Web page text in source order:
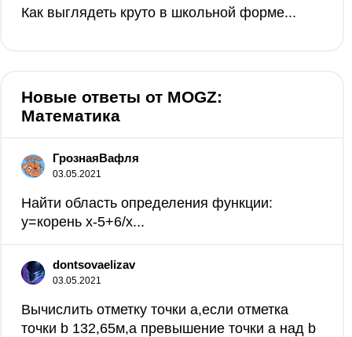
Как выглядеть круто в школьной форме...
Новые ответы от MOGZ:
Математика
ГрознаяВафля
03.05.2021
Найти область определения функции:
y=корень x-5+6/x...
dontsovaelizav
03.05.2021
Вычислить отметку точки a,если отметка
точки b 132,65м,а превышение точки a над b